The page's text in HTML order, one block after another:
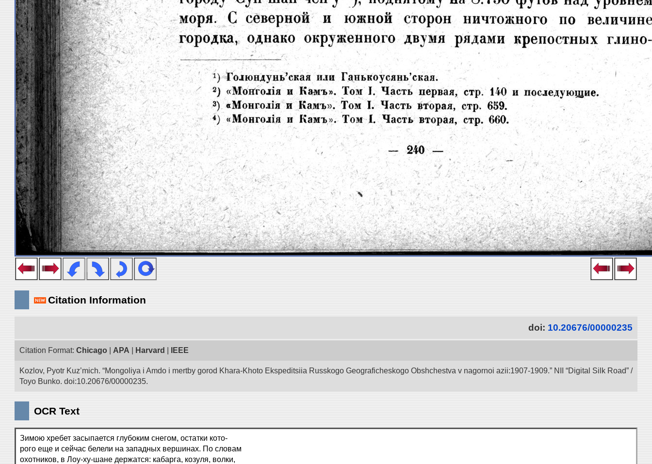
Citation Information
doi: 10.20676/00000235
Citation Format: Chicago APA Harvard IEEE
Kozlov, Pyotr Kuz’mich. “Mongoliya i Amdo i mertby gorod Khara-Khoto Ekspeditsiia Russkogo Geograficheskogo Obshchestva v nagornoi azii:1907-1909.” NII “Digital Silk Road” /
Toyo Bunko. doi:10.20676/00000235.
OCR Text
Зимою хребет засыпается глубоким снегом, остатки кото-
рого еще и сейчас белели на западных вершинах. По словам
охотников, в Лоу-ху-шане держатся: кабарга, козуля, волки,